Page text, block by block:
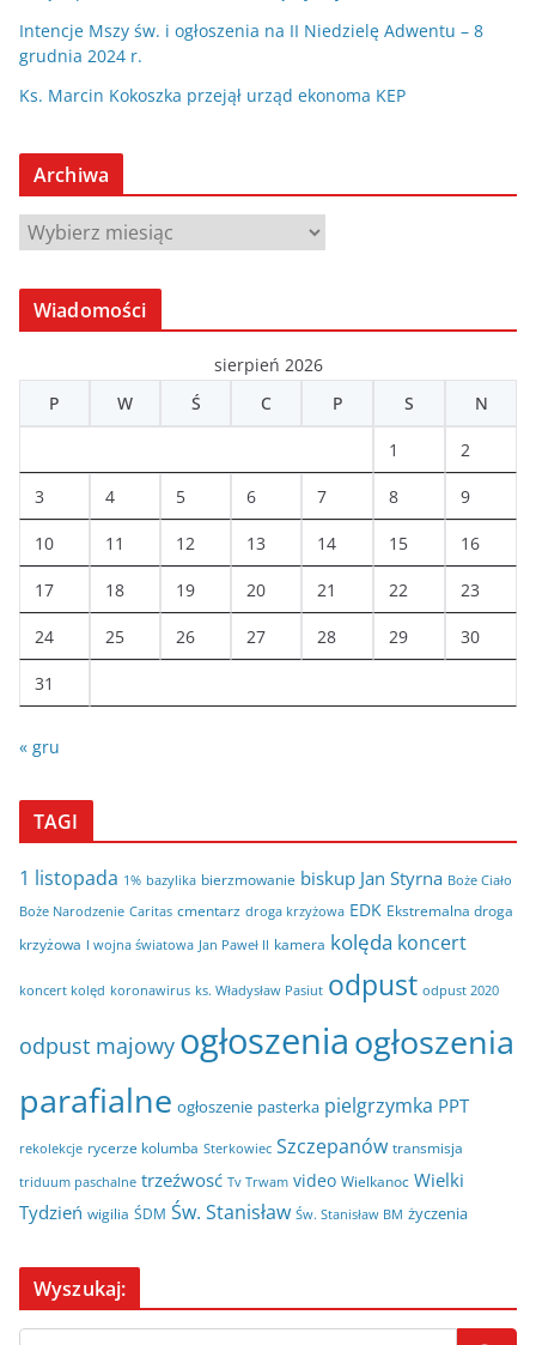
Intencje Mszy św. i ogłoszenia na II Niedzielę Adwentu – 8
grudnia 2024 r.
Ks. Marcin Kokoszka przejął urząd ekonoma KEP
Archiwa
A
c
w
Wiadomości
sierpień 2026
P
W Ś C P S N
1 2
3 4 5 6 7 8 9
10 11 12 13 14 15 16
17 18 19 20 21 22 23
24 25 26 27 28 29 30
31
« gru
TAGI
1 listopada 1% bazylika bierzmowanie biskup Jan Styrna Boże Ciało
Boże Narodzenie Caritas cmentarz droga krzyżowa EDK Ekstremalna droga
krzyżowa I wojna światowa Jan Paweł II kamera kolęda koncert
koncert kolęd koronawirus ks. Władysław Pasiut odpust odpust 2020
odpust majowy ogłoszeniaogłoszenia
parafialne ogłoszenie pasterka pielgrzymka PPT
rekolekcje rycerze kolumba Sterkowiec Szczepanów transmisja
triduum paschalne trzeźwosć Tv Trwam video Wielkanoc Wielki
Tydzień wigilia ŚDM Św. Stanisław Św. Stanisław BM życzenia
Wyszukaj: